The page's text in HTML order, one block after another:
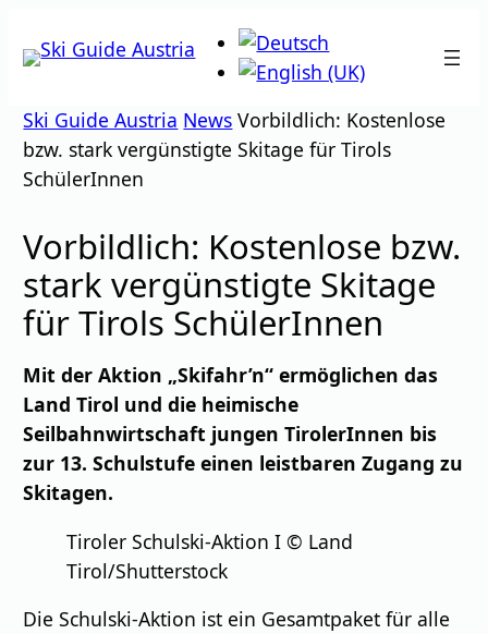
Inhalt
Ski Guide Austria News Vorbildlich: Kostenlose
bzw. stark vergünstigte Skitage für Tirols
SchülerInnen
Vorbildlich: Kostenlose bzw.
stark vergünstigte Skitage
für Tirols SchülerInnen
Mit der Aktion „Skifahr’n“ ermöglichen das
Land Tirol und die heimische
Seilbahnwirtschaft jungen TirolerInnen bis
zur 13. Schulstufe einen leistbaren Zugang zu
Skitagen.
Tiroler Schulski-Aktion I © Land
Tirol/Shutterstock
Die Schulski-Aktion ist ein Gesamtpaket für alle